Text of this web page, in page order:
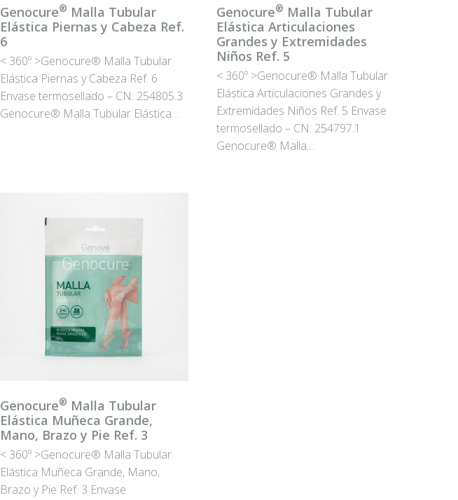
Genocure® Malla Tubular
Elástica Piernas y Cabeza Ref.
6
< 360º >Genocure® Malla Tubular
Elástica Piernas y Cabeza Ref. 6
Envase termosellado – CN: 254805.3
Genocure® Malla Tubular Elástica…
Genocure® Malla Tubular
Elástica Articulaciones
Grandes y Extremidades
Niños Ref. 5
< 360º >Genocure® Malla Tubular
Elástica Articulaciones Grandes y
Extremidades Niños Ref. 5 Envase
termosellado – CN: 254797.1
Genocure® Malla…
Genocure® Malla Tubular
Elástica Muñeca Grande,
Mano, Brazo y Pie Ref. 3
< 360º >Genocure® Malla Tubular
Elástica Muñeca Grande, Mano,
Brazo y Pie Ref. 3 Envase